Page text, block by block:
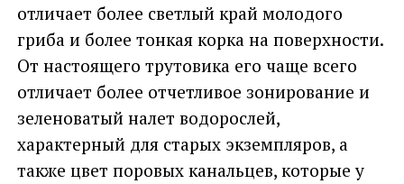
отличает более светлый край молодого
гриба и более тонкая корка на поверхности.
От настоящего трутовика его чаще всего
отличает более отчетливое зонирование и
зеленоватый налет водорослей,
характерный для старых экземпляров, а
также цвет поровых канальцев, которые у